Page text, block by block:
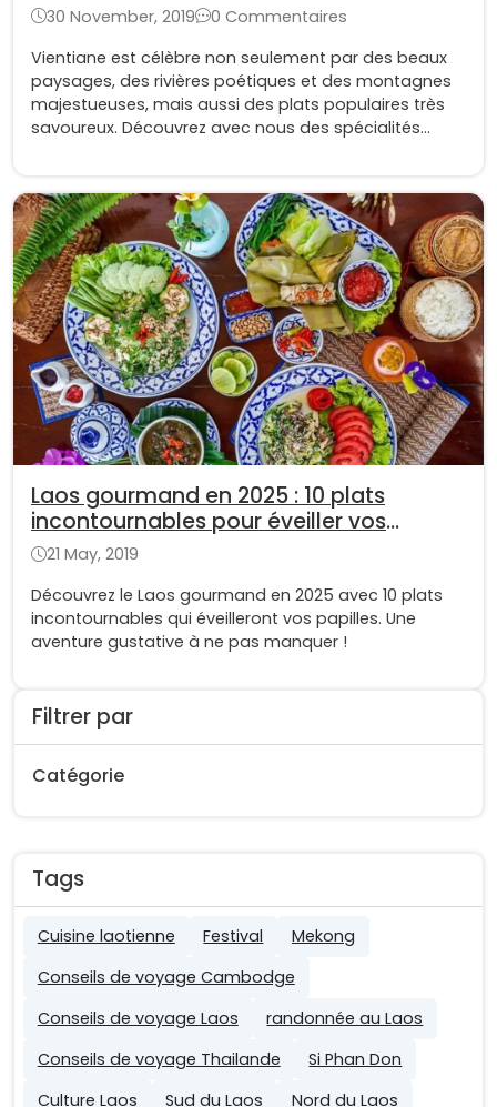
Filtrer par
Catégorie
Tags
Cuisine laotienne Festival
Mekong
Conseils de voyage Cambodge
Conseils de voyage Laos
randonnée au Laos
Conseils de voyage Thailande
Si Phan Don
Culture Laos
Sud du Laos
Nord du Laos
30 November, 2019
0 Commentaires
Vientiane est célèbre non seulement par des beaux
paysages, des rivières poétiques et des montagnes
majestueuses, mais aussi des plats populaires très
savoureux. Découvrez avec nous des spécialités
Laos gourmand en 2025 : 10 plats
incontournables pour éveiller vos
papilles !
21 May, 2019
Découvrez le Laos gourmand en 2025 avec 10 plats
incontournables qui éveilleront vos papilles. Une
aventure gustative à ne pas manquer !